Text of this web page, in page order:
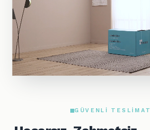
GÜVENLI TESLIMAT